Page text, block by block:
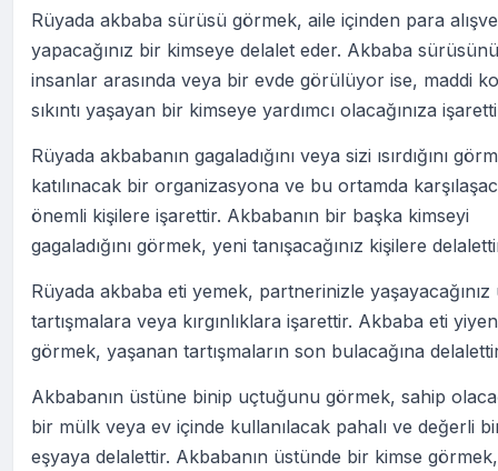
Rüyada akbaba sürüsü görmek, aile içinden para
yapacağınız bir kimseye delalet eder. Akbaba sürüsünü
insanlar arasında veya bir evde görülüyor ise, maddi
sıkıntı yaşayan bir kimseye yardımcı olacağınıza
Rüyada akbabanın gagaladığını veya sizi ısırdığını
katılınacak bir organizasyona ve bu ortamda
önemli kişilere işarettir. Akbabanın bir başka kimseyi
gagaladığını görmek, yeni tanışacağınız kişilere
Rüyada akbaba eti yemek, partnerinizle yaşayacağınız
tartışmalara veya kırgınlıklara işarettir. Akbaba eti
görmek, yaşanan tartışmaların son bulacağına
Akbabanın üstüne binip uçtuğunu görmek, sahip
bir mülk veya ev içinde kullanılacak pahalı ve değerli
eşyaya delalettir. Akbabanın üstünde bir kimse görmek,